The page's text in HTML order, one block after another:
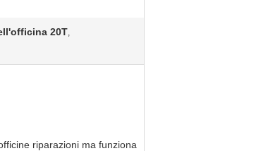
20T,
riparazioni ma funziona